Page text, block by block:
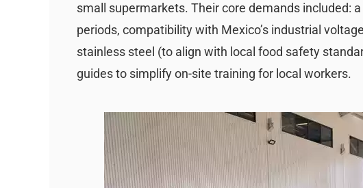
small supermarkets. Their core demands included: a
periods, compatibility with Mexico’s industrial
stainless steel (to align with local food safety
guides to simplify on-site training for local workers.